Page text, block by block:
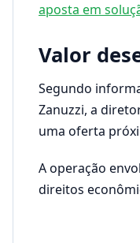
aposta em
Valor
Segundo
Zanuzzi, a
uma oferta
A operação
direitos